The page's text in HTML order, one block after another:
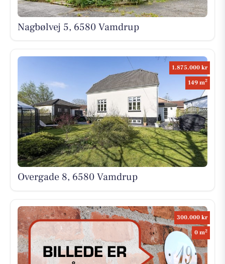
Nagbølvej 5, 6580 Vamdrup
1.875.000 kr
149 m2
Overgade 8, 6580 Vamdrup
300.000 kr
0 m2